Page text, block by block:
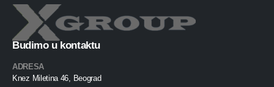
Budimo u kontaktu
ADRESA
Knez Miletina 46, Beograd